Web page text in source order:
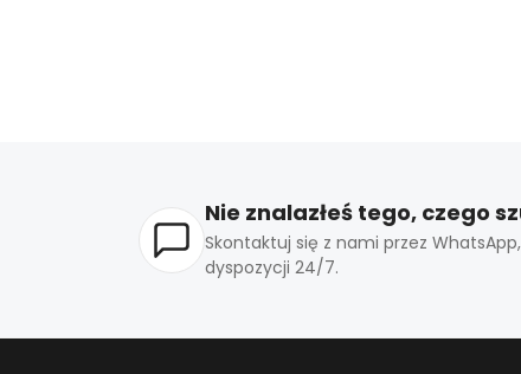
Nie znalazłeś tego, czego
Skontaktuj się z nami przez
dyspozycji 24/7.